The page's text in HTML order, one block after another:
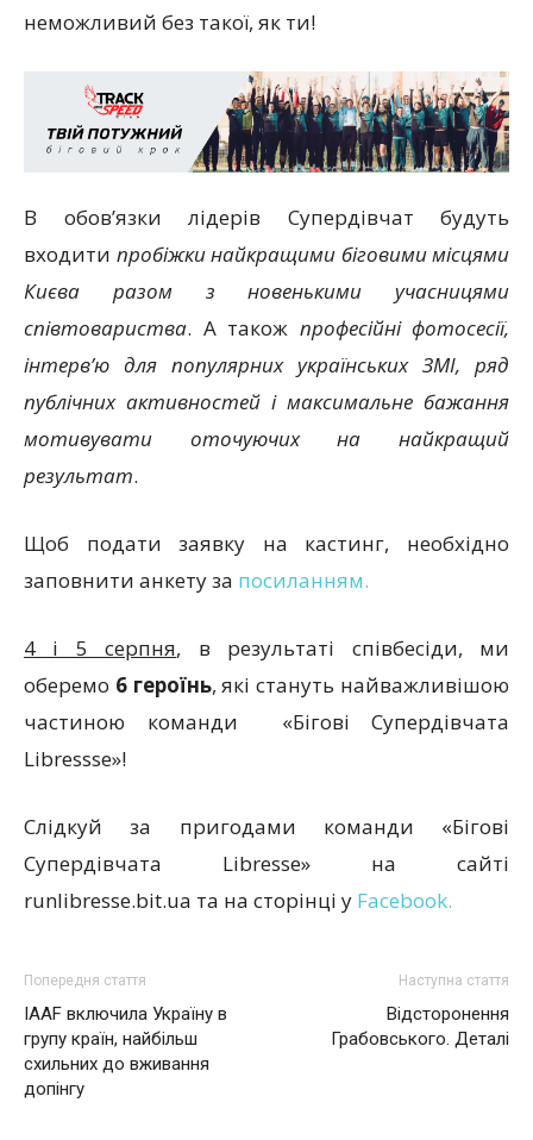
неможливий без такої, як ти!
В обов’язки лідерів Супердівчат будуть
входити пробіжки найкращими біговими місцями
Києва разом з новенькими учасницями
співтовариства. А також професійні фотосесії,
інтерв’ю для популярних українських ЗМІ, ряд
публічних активностей і максимальне бажання
мотивувати оточуючих на найкращий
результат.
Щоб подати заявку на кастинг, необхідно
заповнити анкету за посиланням.
4 і 5 серпня, в результаті співбесіди, ми
оберемо 6 героїнь, які стануть найважливішою
частиною команди «Бігові Супердівчата
Libressse»!
Слідкуй за пригодами команди «Бігові
Супердівчата Libresse» на сайті
runlibresse.bit.ua та на сторінці у Facebook.
Попередня стаття
IAAF включила Україну в
групу країн, найбільш
схильних до вживання
допінгу
Наступна стаття
Відсторонення
Грабовського. Деталі